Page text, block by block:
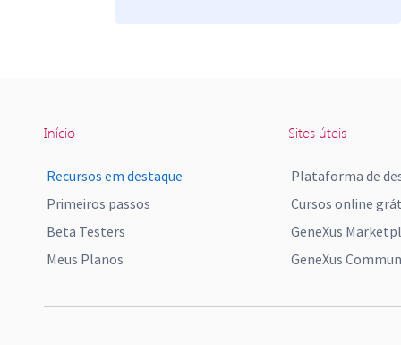
Início
Recursos em destaque
Primeiros passos
Beta Testers
Meus Planos
Sites úteis
Plataforma de
Cursos online
GeneXus
GeneXus